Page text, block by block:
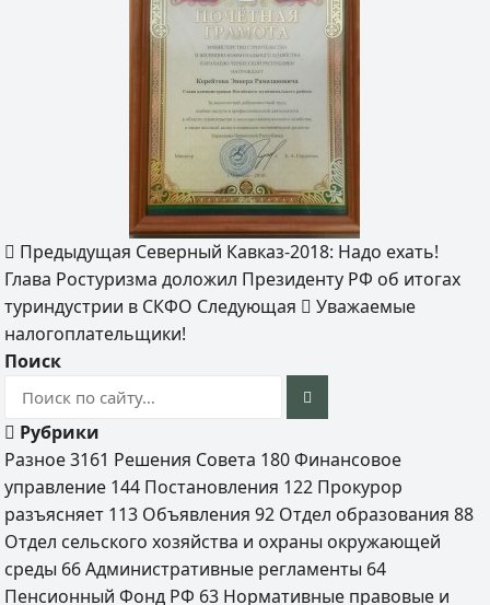
Предыдущая Северный Кавказ-2018: Надо ехать!
Глава Ростуризма доложил Президенту РФ об итогах
туриндустрии в СКФО Следующая
Уважаемые
налогоплательщики!
Поиск
Рубрики
Разное3161 Решения Совета 180 Финансовое
управление 144 Постановления 122 Прокурор
разъясняет 113 Объявления92 Отдел образования88
Отдел сельского хозяйства и охраны окружающей
среды 66 Административные регламенты 64
Пенсионный Фонд РФ 63 Нормативные правовые и